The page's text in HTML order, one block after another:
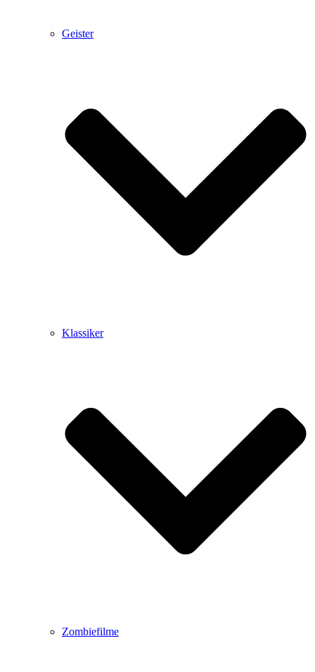
Geister
Klassiker
Zombiefilme